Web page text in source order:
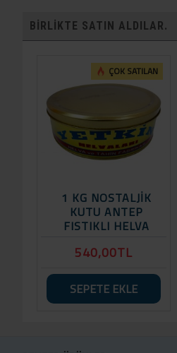
BIRLIKTE SATIN ALDILAR.
ÇOK SATILAN
1 KG NOSTALJİK
KUTU ANTEP
FISTIKLI HELVA
540,00TL
SEPETE EKLE